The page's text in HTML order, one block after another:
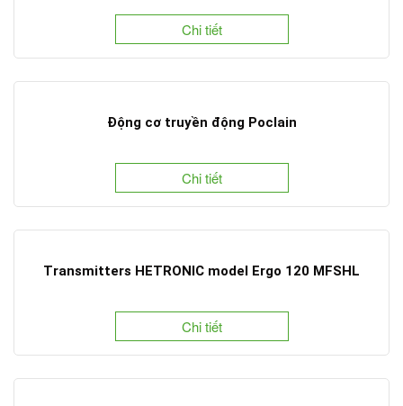
Chi tiết
Động cơ truyền động Poclain
Chi tiết
Transmitters HETRONIC model Ergo 120 MFSHL
Chi tiết